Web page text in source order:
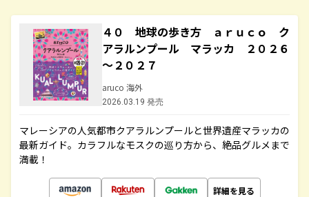
４０ 地球の歩き方 ａｒｕｃｏ ク
アラルンプール マラッカ ２０２６
～２０２７
aruco 海外
2026.03.19 発売
マレーシアの人気都市クアラルンプールと世界遺産マラッカの
最新ガイド。カラフルなモスクの巡り方から、絶品グルメまで
満載！
詳細を見る